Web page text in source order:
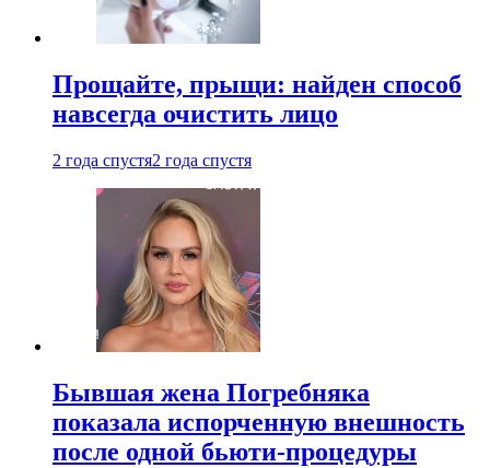
Прощайте, прыщи: найден способ
навсегда очистить лицо
2 года спустя2 года спустя
Бывшая жена Погребняка
показала испорченную внешность
после одной бьюти-процедуры